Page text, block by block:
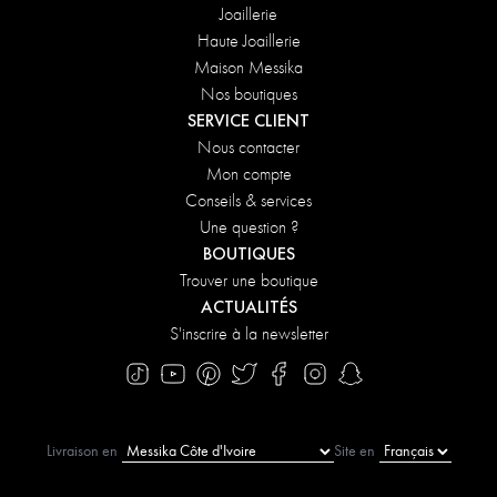
Joaillerie
Haute Joaillerie
Maison Messika
Nos boutiques
SERVICE CLIENT
Nous contacter
Mon compte
Conseils & services
Une question ?
BOUTIQUES
Trouver une boutique
ACTUALITÉS
S'inscrire à la newsletter
Livraison en Site en